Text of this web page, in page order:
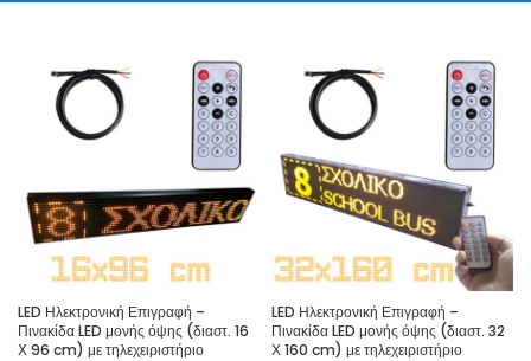
LED Ηλεκτρονική Επιγραφή –
Πινακίδα LED μονής όψης (διαστ. 16
Χ 96 cm) με τηλεχειριστήριο
LED Ηλεκτρονική Επιγραφή –
Πινακίδα LED μονής όψης (διαστ. 32
Χ 160 cm) με τηλεχειριστήριο